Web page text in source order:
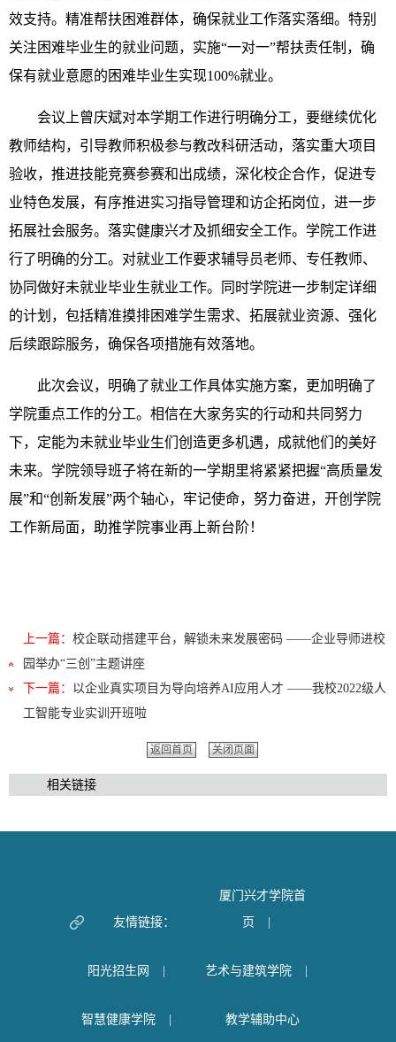
效支持。精准帮扶困难群体，确保就业工作落实落细。特别
关注困难毕业生的就业问题，实施“一对一”帮扶责任制，确
保有就业意愿的困难毕业生实现100%就业。
会议上曾庆斌对本学期工作进行明确分工，要继续优化
教师结构，引导教师积极参与教改科研活动，落实重大项目
验收，推进技能竞赛参赛和出成绩，深化校企合作，促进专
业特色发展，有序推进实习指导管理和访企拓岗位，进一步
拓展社会服务。落实健康兴才及抓细安全工作。学院工作进
行了明确的分工。对就业工作要求辅导员老师、专任教师、
协同做好未就业毕业生就业工作。同时学院进一步制定详细
的计划，包括精准摸排困难学生需求、拓展就业资源、强化
后续跟踪服务，确保各项措施有效落地。
此次会议，明确了就业工作具体实施方案，更加明确了
学院重点工作的分工。相信在大家务实的行动和共同努力
下，定能为未就业毕业生们创造更多机遇，成就他们的美好
未来。学院领导班子将在新的一学期里将紧紧把握“高质量发
展”和“创新发展”两个轴心，牢记使命，努力奋进，开创学院
工作新局面，助推学院事业再上新台阶！
上一篇： 校企联动搭建平台，解锁未来发展密码 ——企业导师进校
园举办“三创”主题讲座
下一篇： 以企业真实项目为导向培养AI应用人才 ——我校2022级人
工智能专业实训开班啦
返回首页 关闭页面
相关链接
友情链接：
厦门兴才学院首
页
|
阳光招生网 | 艺术与建筑学院 |
智慧健康学院 | 教学辅助中心